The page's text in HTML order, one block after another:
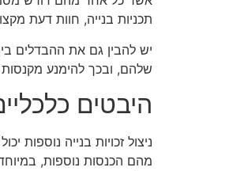
תכניות בנייה, חוות דעת
יש להבין גם את ההבדלים
שלהם, ובכך להימנע
היבטים
ניצול זכויות בנייה
מהם הכנסות נוספות,